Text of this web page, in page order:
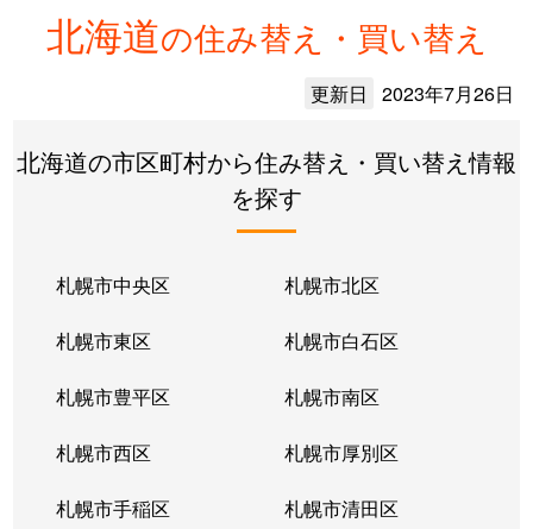
北海道の住み替え・買い替え
更新日 2023年7月26日
北海道の市区町村から住み替え・買い替え情報
を探す
札幌市中央区 札幌市北区
札幌市東区 札幌市白石区
札幌市豊平区 札幌市南区
札幌市西区 札幌市厚別区
札幌市手稲区 札幌市清田区